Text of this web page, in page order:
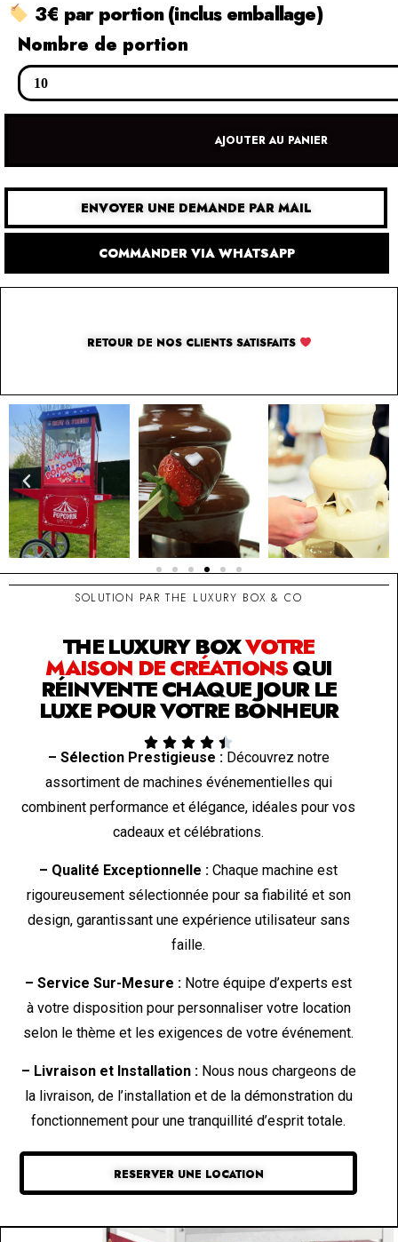
3€ par portion (inclus emballage)
Nombre de portion
AJOUTER AU PANIER
ENVOYER UNE DEMANDE PAR MAIL
COMMANDER VIA WHATSAPP
RETOUR DE NOS CLIENTS SATISFAITS
SOLUTION PAR THE LUXURY BOX & CO
THE LUXURY BOXVOTRE
MAISON DE CRÉATIONSQUI
RÉINVENTE CHAQUE JOUR LE
LUXE POUR VOTRE BONHEUR
    
– Sélection Prestigieuse :Découvrez notre
assortiment de machines événementielles qui
combinent performance et élégance, idéales pour vos
cadeaux et célébrations.
– Qualité Exceptionnelle : Chaque machine est
rigoureusement sélectionnée pour sa fiabilité et son
design, garantissant une expérience utilisateur sans
faille.
– Service Sur-Mesure : Notre équipe d’experts est
à votre disposition pour personnaliser votre location
selon le thème et les exigences de votre événement.
– Livraison et Installation :Nous nous chargeons de
la livraison, de l’installation et de la démonstration du
fonctionnement pour une tranquillité d’esprit totale.
RESERVER UNE LOCATION